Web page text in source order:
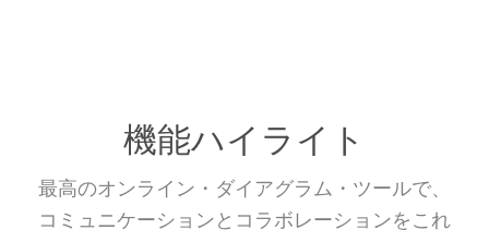
機能ハイライト
最高のオンライン・ダイアグラム・ツールで、
コミュニケーションとコラボレーションをこれ